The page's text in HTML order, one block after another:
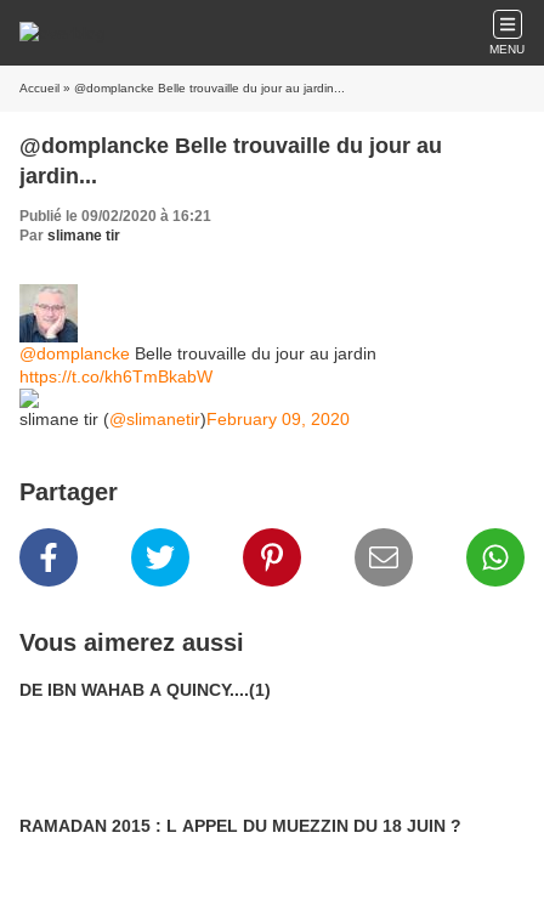
MENU
Accueil » @domplancke Belle trouvaille du jour au jardin...
@domplancke Belle trouvaille du jour au
jardin...
Publié le 09/02/2020 à 16:21
Par slimane tir
@domplancke Belle trouvaille du jour au jardin
https://t.co/kh6TmBkabW
slimane tir (@slimanetir)February 09, 2020
Partager
Vous aimerez aussi
DE IBN WAHAB A QUINCY....(1)
RAMADAN 2015 : L APPEL DU MUEZZIN DU 18 JUIN ?